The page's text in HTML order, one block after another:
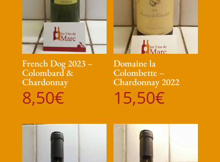
French Dog 2023 –
Colombard &
Chardonnay
8,50€
Domaine la
Colombette –
Chardonnay 2022
15,50€